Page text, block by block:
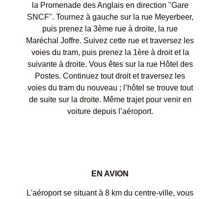
la Promenade des Anglais en direction "Gare
SNCF". Tournez à gauche sur la rue Meyerbeer,
puis prenez la 3ème rue à droite, la rue
Maréchal Joffre. Suivez cette rue et traversez les
voies du tram, puis prenez la 1ère à droit et la
suivante à droite. Vous êtes sur la rue Hôtel des
Postes. Continuez tout droit et traversez les
voies du tram du nouveau ; l’hôtel se trouve tout
de suite sur la droite. Même trajet pour venir en
voiture depuis l’aéroport.
EN AVION
L'aéroport se situant à 8 km du centre-ville, vous